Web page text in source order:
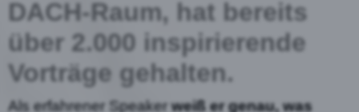
DACH-Raum, hat bereits
über 2.000 inspirierende
Vorträge gehalten.
Als erfahrener Speakerweiß er genau, was